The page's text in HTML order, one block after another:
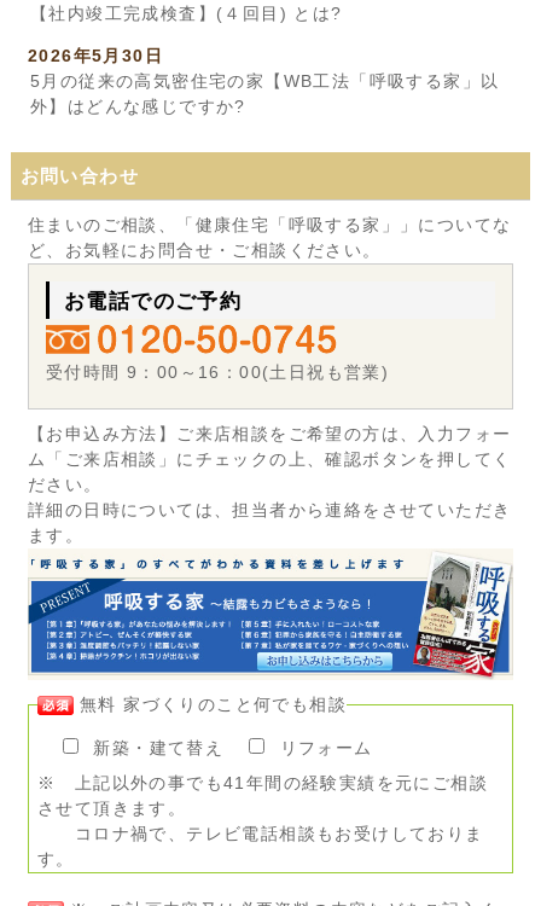
【社内竣工完成検査】(４回目) とは?
2026年5月30日
5月の従来の高気密住宅の家【WB工法「呼吸する家」以
外】はどんな感じですか?
お問い合わせ
住まいのご相談、「健康住宅「呼吸する家」」についてな
ど、お気軽にお問合せ・ご相談ください。
お電話でのご予約
受付時間 9：00～16：00(土日祝も営業)
【お申込み方法】ご来店相談をご希望の方は、入力フォー
ム「ご来店相談」にチェックの上、確認ボタンを押してく
ださい。
詳細の日時については、担当者から連絡をさせていただき
ます。
無料 家づくりのこと何でも相談
新築・建て替え
リフォーム
※ 上記以外の事でも41年間の経験実績を元にご相談
させて頂きます。
コロナ禍で、テレビ電話相談もお受けしておりま
す。